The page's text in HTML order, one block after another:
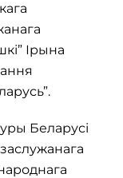
Ірына
Беларусі